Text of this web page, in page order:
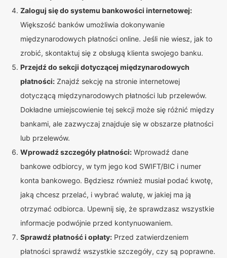
Zaloguj się do systemu bankowości internetowej:
Większość banków umożliwia dokonywanie
międzynarodowych płatności online. Jeśli nie wiesz, jak to
zrobić, skontaktuj się z obsługą klienta swojego banku.
Przejdź do sekcji dotyczącej międzynarodowych
płatności: Znajdź sekcję na stronie internetowej
dotyczącą międzynarodowych płatności lub przelewów.
Dokładne umiejscowienie tej sekcji może się różnić między
bankami, ale zazwyczaj znajduje się w obszarze płatności
lub przelewów.
Wprowadź szczegóły płatności: Wprowadź dane
bankowe odbiorcy, w tym jego kod SWIFT/BIC i numer
konta bankowego. Będziesz również musiał podać kwotę,
jaką chcesz przelać, i wybrać walutę, w jakiej ma ją
otrzymać odbiorca. Upewnij się, że sprawdzasz wszystkie
informacje podwójnie przed kontynuowaniem.
Sprawdź płatność i opłaty: Przed zatwierdzeniem
płatności sprawdź wszystkie szczegóły, czy są poprawne.